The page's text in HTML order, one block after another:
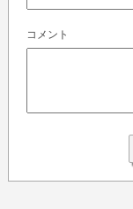
コメント